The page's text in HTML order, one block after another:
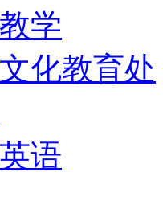
学
化教育处
语